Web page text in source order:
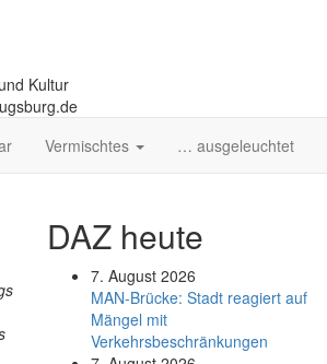
Kultur
Vermischtes … ausgeleuchtet
DAZ heute
7. August 2026
MAN-Brücke: Stadt reagiert auf
Mängel mit
Verkehrsbeschränkungen